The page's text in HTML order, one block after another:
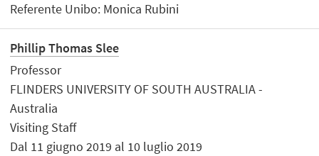
Referente Unibo: Monica Rubini
Phillip Thomas Slee
Professor
FLINDERS UNIVERSITY OF SOUTH AUSTRALIA -
Australia
Visiting Staff
Dal 11 giugno 2019 al 10 luglio 2019